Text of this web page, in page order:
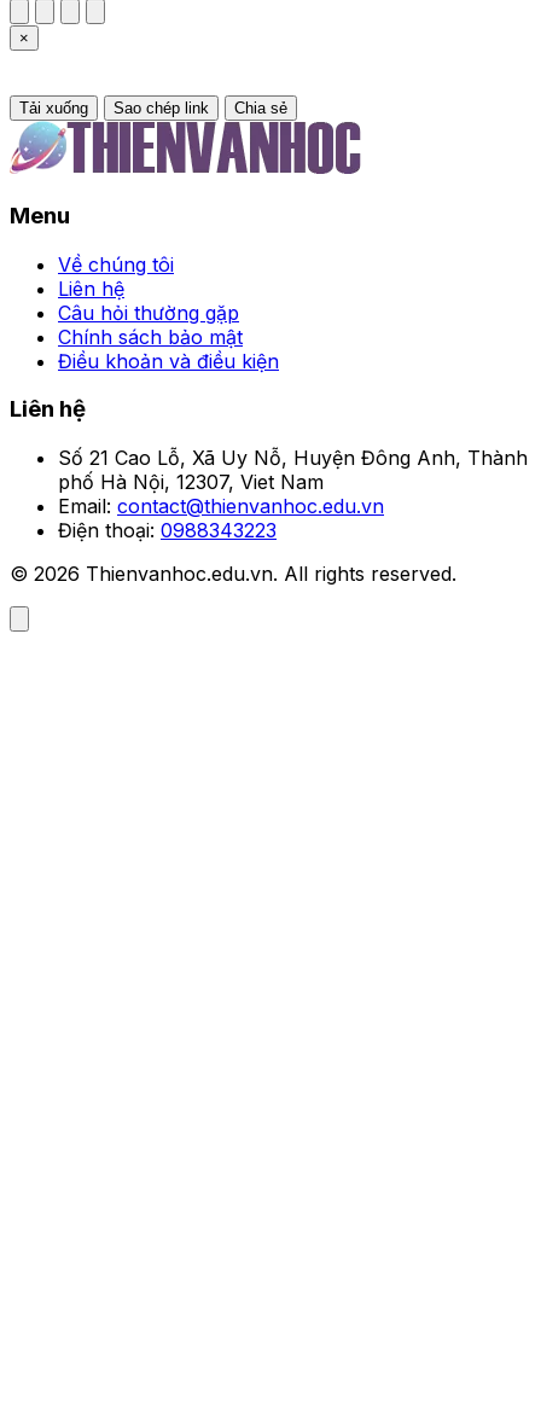
×
Tải xuống Sao chép link Chia sẻ
Menu
Về chúng tôi
Liên hệ
Câu hỏi thường gặp
Chính sách bảo mật
Điều khoản và điều kiện
Liên hệ
Số 21 Cao Lỗ, Xã Uy Nỗ, Huyện Đông Anh, Thành
phố Hà Nội, 12307, Viet Nam
Email: contact@thienvanhoc.edu.vn
Điện thoại: 0988343223
© 2026 Thienvanhoc.edu.vn. All rights reserved.